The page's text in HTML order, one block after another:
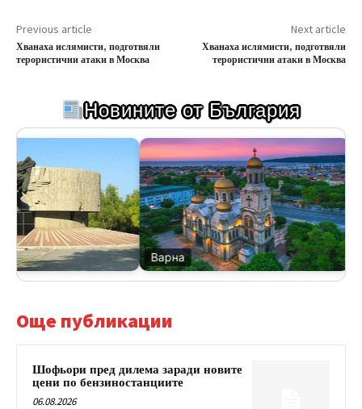
Previous article
Хванаха ислямисти, подготвяли
терористични атаки в Москва
Next article
Хванаха ислямисти, подготвяли
терористични атаки в Москва
Новините от България
Варна
Още публикации
Шофьори пред дилема заради новите
цени по бензиностанциите
06.08.2026